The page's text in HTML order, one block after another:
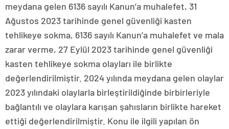
meydana gelen 6136 sayılı Kanun’a muhalefet, 31
Ağustos 2023 tarihinde genel güvenliği kasten
tehlikeye sokma, 6136 sayılı Kanun’a muhalefet ve mala
zarar verme, 27 Eylül 2023 tarihinde genel güvenliği
kasten tehlikeye sokma olayları ile birlikte
değerlendirilmiştir. 2024 yılında meydana gelen olaylar
2023 yılındaki olaylarla birleştirildiğinde birbirleriyle
bağlantılı ve olaylara karışan şahısların birlikte hareket
ettiği değerlendirilmiştir. Konu ile ilgili yapılan ön